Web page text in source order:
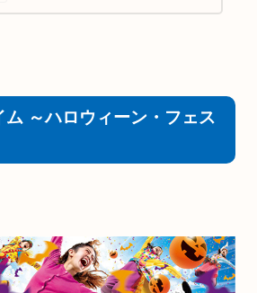
る、ワールドクラスのエンターテイメントを集
～ハロウィーン・フェス